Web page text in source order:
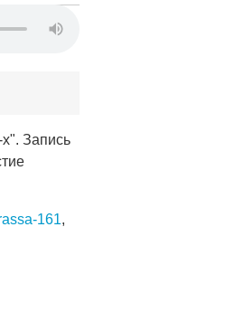
Запись
161,